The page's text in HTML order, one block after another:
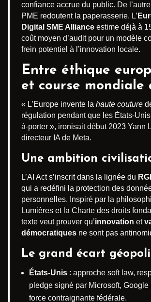
confiance accrue du public. De
PME redoutent la paperasserie. L’
Digital SME Alliance estime déjà à
coût moyen d’audit pour un modèle
frein potentiel à l’innovation locale.
Entre éthique
et course mondiale
« L’Europe invente la haute couture
régulation pendant que les États-
à-porter », ironisait début 2023 Yann
directeur IA de Meta.
Une ambition
L’AI Act s’inscrit dans la lignée du
qui a redéfini la protection des
personnelles. Inspiré par la
Lumières et la Charte des droits
texte veut prouver qu’innovation et
démocratiques ne sont pas
Le grand écart
États-Unis : approche soft law,
pledge signé par Microsoft, Google
force contraignante fédérale.